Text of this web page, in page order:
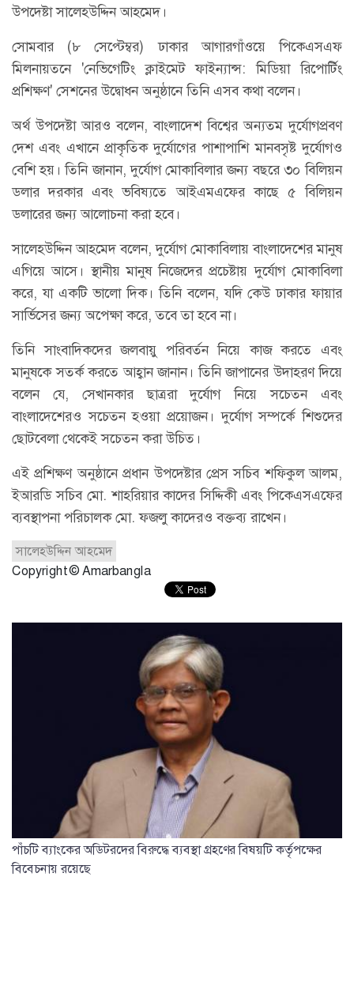
উপদেষ্টা সালেহউদ্দিন আহমেদ।
সোমবার (৮ সেপ্টেম্বর) ঢাকার আগারগাঁওয়ে পিকেএসএফ
মিলনায়তনে 'নেভিগেটিং ক্লাইমেট ফাইন্যান্স: মিডিয়া রিপোর্টিং
প্রশিক্ষণ' সেশনের উদ্বোধন অনুষ্ঠানে তিনি এসব কথা বলেন।
অর্থ উপদেষ্টা আরও বলেন, বাংলাদেশ বিশ্বের অন্যতম দুর্যোগপ্রবণ
দেশ এবং এখানে প্রাকৃতিক দুর্যোগের পাশাপাশি মানবসৃষ্ট দুর্যোগও
বেশি হয়। তিনি জানান, দুর্যোগ মোকাবিলার জন্য বছরে ৩০ বিলিয়ন
ডলার দরকার এবং ভবিষ্যতে আইএমএফের কাছে ৫ বিলিয়ন
ডলারের জন্য আলোচনা করা হবে।
সালেহউদ্দিন আহমেদ বলেন, দুর্যোগ মোকাবিলায় বাংলাদেশের মানুষ
এগিয়ে আসে। স্থানীয় মানুষ নিজেদের প্রচেষ্টায় দুর্যোগ মোকাবিলা
করে, যা একটি ভালো দিক। তিনি বলেন, যদি কেউ ঢাকার ফায়ার
সার্ভিসের জন্য অপেক্ষা করে, তবে তা হবে না।
তিনি সাংবাদিকদের জলবায়ু পরিবর্তন নিয়ে কাজ করতে এবং
মানুষকে সতর্ক করতে আহ্বান জানান। তিনি জাপানের উদাহরণ দিয়ে
বলেন যে, সেখানকার ছাত্ররা দুর্যোগ নিয়ে সচেতন এবং
বাংলাদেশেরও সচেতন হওয়া প্রয়োজন। দুর্যোগ সম্পর্কে শিশুদের
ছোটবেলা থেকেই সচেতন করা উচিত।
এই প্রশিক্ষণ অনুষ্ঠানে প্রধান উপদেষ্টার প্রেস সচিব শফিকুল আলম,
ইআরডি সচিব মো. শাহরিয়ার কাদের সিদ্দিকী এবং পিকেএসএফের
ব্যবস্থাপনা পরিচালক মো. ফজলু কাদেরও বক্তব্য রাখেন।
সালেহউদ্দিন আহমেদ
Copyright © Amarbangla
পাঁচটি ব্যাংকের অডিটরদের বিরুদ্ধে ব্যবস্থা গ্রহণের বিষয়টি কর্তৃপক্ষের
বিবেচনায় রয়েছে